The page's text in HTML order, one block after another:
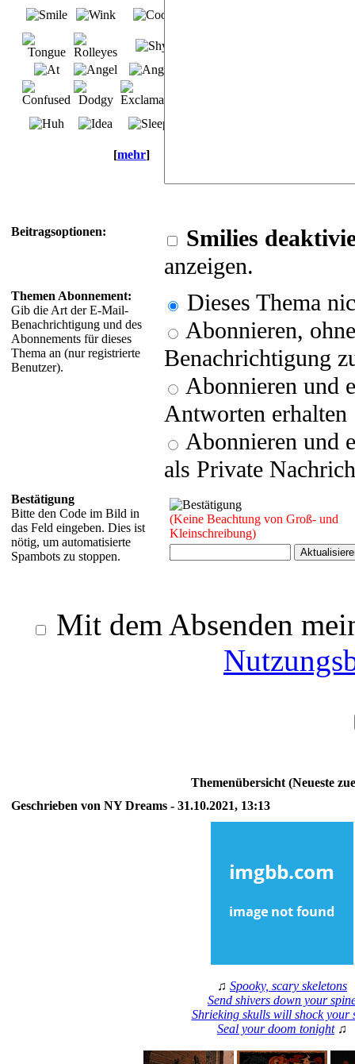
[mehr]
Beitragsoptionen:
Smilies
anzeigen.
Themen Abonnement:
Gib die Art der E-Mail-
Benachrichtigung und des
Abonnements für dieses
Thema an (nur registrierte
Benutzer).
Dieses Thema
Abonnieren,
Benachrichtigung
Abonnieren und
Antworten erhalten
Abonnieren und
als Private
Bestätigung
Bitte den Code im Bild in
das Feld eingeben. Dies ist
nötig, um automatisierte
Spambots zu stoppen.
(Keine Beachtung von Groß- und
Kleinschreibung)
Mit dem Absenden
Themenübersicht (Neueste
Geschrieben von NY Dreams - 31.10.2021, 13:13
♫ Spooky, scary skeletons
Send shivers down your
Shrieking skulls will shock your
Seal your doom tonight♫